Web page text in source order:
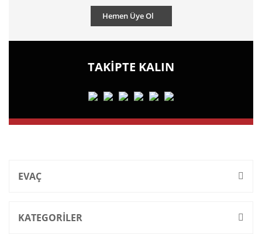
Hemen Üye Ol
TAKİPTE KALIN
EVAÇ
KATEGORİLER